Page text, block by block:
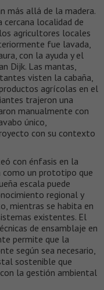
más allá de la madera.
localidad de
agricultores locales
fue lavada,
con la ayuda y el
Dijk. Las mantas,
visten la cabaña,
agrícolas en el
trajeron una
manualmente con
único,
con su contexto
con énfasis en la
como un prototipo que
escala puede
regional y
mientras se habita en
existentes. El
de ensamblaje en
permite que la
según sea necesario,
sostenible que
la gestión ambiental